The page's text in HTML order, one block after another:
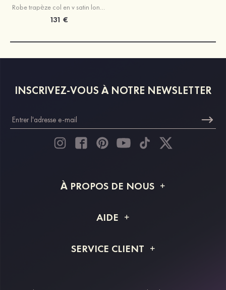
Robe trapèze col en v satin longueur ras du sol robe de bal avec poches strass
131 €
INSCRIVEZ-VOUS À NOTRE NEWSLETTER
À PROPOS DE NOUS
Livraison
AIDE
Retour et remboursement
SERVICE CLIENT